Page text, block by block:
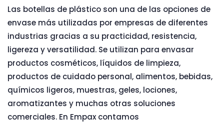
Las botellas de plástico son una de las opciones de
envase más utilizadas por empresas de diferentes
industrias gracias a su practicidad, resistencia,
ligereza y versatilidad. Se utilizan para envasar
productos cosméticos, líquidos de limpieza,
productos de cuidado personal, alimentos, bebidas,
químicos ligeros, muestras, geles, lociones,
aromatizantes y muchas otras soluciones
comerciales. En Empax contamos